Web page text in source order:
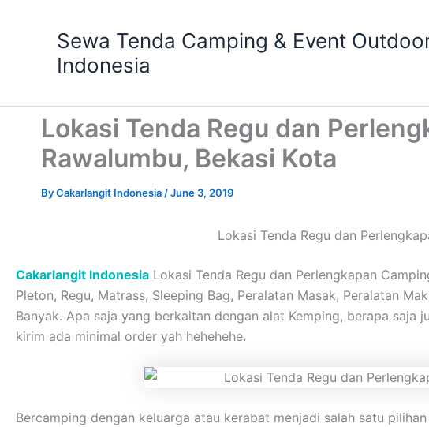
Sewa Tenda Camping & Event
Indonesia
Lokasi Tenda Regu dan
Rawalumbu, Bekasi Kota
ByCakarlangit Indonesia /June 3, 2019
Lokasi Tenda Regu dan
Cakarlangit Indonesia Lokasi Tenda Regu dan Perlengkapan
Pleton, Regu, Matrass, Sleeping Bag, Peralatan Masak, Peralatan
Banyak. Apa saja yang berkaitan dengan alat Kemping, berapa saja
kirim ada minimal order yah hehehehe.
Bercamping dengan keluarga atau kerabat menjadi salah satu